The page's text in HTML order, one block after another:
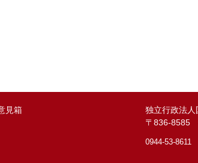
見箱
独立行政法
〒836-8585
0944-53-8611